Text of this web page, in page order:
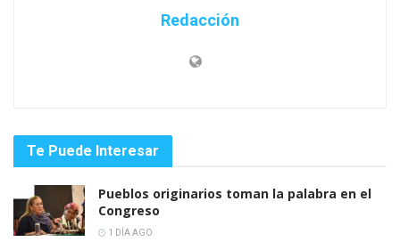
Redacción
Te Puede Interesar
Pueblos originarios toman la palabra en el
Congreso
1 DÍA AGO